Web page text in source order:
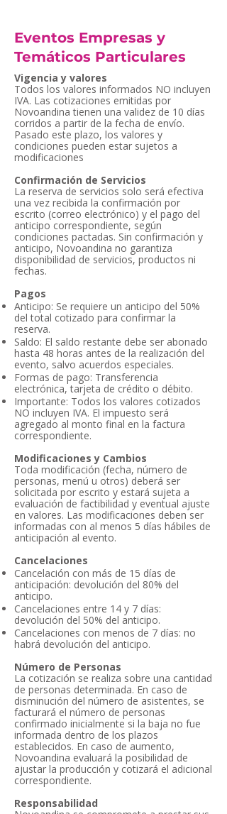
Eventos Empresas y
Temáticos Particulares
Vigencia y valores
Todos los valores informados NO incluyen
IVA. Las cotizaciones emitidas por
Novoandina tienen una validez de 10 días
corridos a partir de la fecha de envío.
Pasado este plazo, los valores y
condiciones pueden estar sujetos a
modificaciones
Confirmación de Servicios
La reserva de servicios solo será efectiva
una vez recibida la confirmación por
escrito (correo electrónico) y el pago del
anticipo correspondiente, según
condiciones pactadas. Sin confirmación y
anticipo, Novoandina no garantiza
disponibilidad de servicios, productos ni
fechas.
Pagos
Anticipo: Se requiere un anticipo del 50%
del total cotizado para confirmar la
reserva.
Saldo: El saldo restante debe ser abonado
hasta 48 horas antes de la realización del
evento, salvo acuerdos especiales.
Formas de pago: Transferencia
electrónica, tarjeta de crédito o débito.
Importante: Todos los valores cotizados
NO incluyen IVA. El impuesto será
agregado al monto final en la factura
correspondiente.
Modificaciones y Cambios
Toda modificación (fecha, número de
personas, menú u otros) deberá ser
solicitada por escrito y estará sujeta a
evaluación de factibilidad y eventual ajuste
en valores. Las modificaciones deben ser
informadas con al menos 5 días hábiles de
anticipación al evento.
Cancelaciones
Cancelación con más de 15 días de
anticipación: devolución del 80% del
anticipo.
Cancelaciones entre 14 y 7 días:
devolución del 50% del anticipo.
Cancelaciones con menos de 7 días: no
habrá devolución del anticipo.
Número de Personas
La cotización se realiza sobre una cantidad
de personas determinada. En caso de
disminución del número de asistentes, se
facturará el número de personas
confirmado inicialmente si la baja no fue
informada dentro de los plazos
establecidos. En caso de aumento,
Novoandina evaluará la posibilidad de
ajustar la producción y cotizará el adicional
correspondiente.
Responsabilidad